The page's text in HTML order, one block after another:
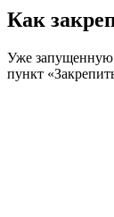
Как
Уже запущенную
пункт